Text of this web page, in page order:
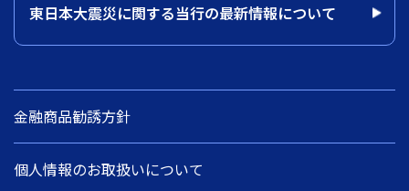
東日本大震災に関する当行の最新情報について
金融商品勧誘方針
個人情報のお取扱いについて